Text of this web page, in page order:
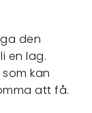
den
en lag.
kan
att få.